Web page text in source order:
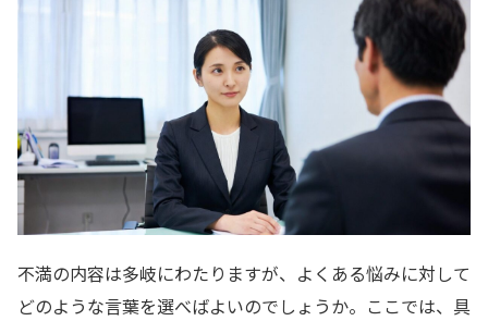
不満の内容は多岐にわたりますが、よくある悩みに対して
どのような言葉を選べばよいのでしょうか。ここでは、具